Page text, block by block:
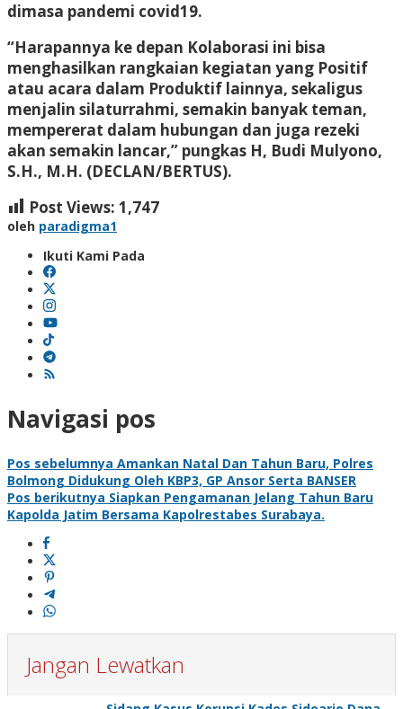
dimasa pandemi covid19.
“Harapannya ke depan Kolaborasi ini bisa
menghasilkan rangkaian kegiatan yang Positif
atau acara dalam Produktif lainnya, sekaligus
menjalin silaturrahmi, semakin banyak teman,
mempererat dalam hubungan dan juga rezeki
akan semakin lancar,” pungkas H, Budi Mulyono,
S.H., M.H. (DECLAN/BERTUS).
Post Views: 1,747
oleh paradigma1
Ikuti Kami Pada
Navigasi pos
Pos sebelumnya Amankan Natal Dan Tahun Baru, Polres
Bolmong Didukung Oleh KBP3, GP Ansor Serta BANSER
Pos berikutnya Siapkan Pengamanan Jelang Tahun Baru
Kapolda Jatim Bersama Kapolrestabes Surabaya.
Jangan Lewatkan